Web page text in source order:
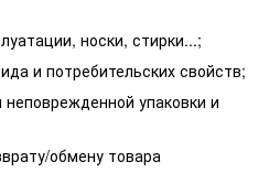
носки, стирки...;
и потребительских свойств;
упаковки и
обмену товара